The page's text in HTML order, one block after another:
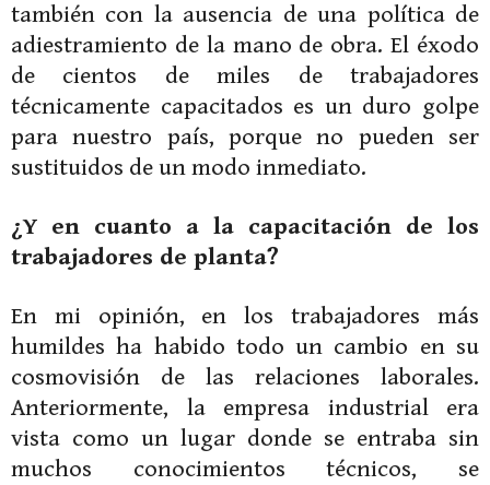
también con la ausencia de una política de
adiestramiento de la mano de obra. El éxodo
de cientos de miles de trabajadores
técnicamente capacitados es un duro golpe
para nuestro país, porque no pueden ser
sustituidos de un modo inmediato.
¿Y en cuanto a la capacitación de los
trabajadores de planta?
En mi opinión, en los trabajadores más
humildes ha habido todo un cambio en su
cosmovisión de las relaciones laborales.
Anteriormente, la empresa industrial era
vista como un lugar donde se entraba sin
muchos conocimientos técnicos, se